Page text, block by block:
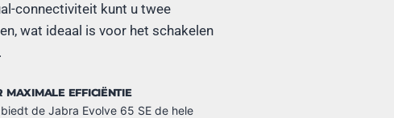
connectiviteit kunt u twee
wat ideaal is voor het schakelen
MAXIMALE EFFICIËNTIE
de Jabra Evolve 65 SE de hele